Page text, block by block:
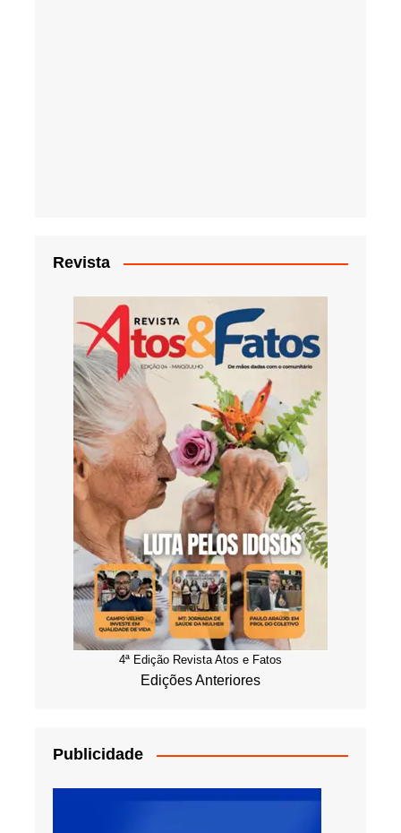
Revista
4ª Edição Revista Atos e Fatos
Edições Anteriores
Publicidade